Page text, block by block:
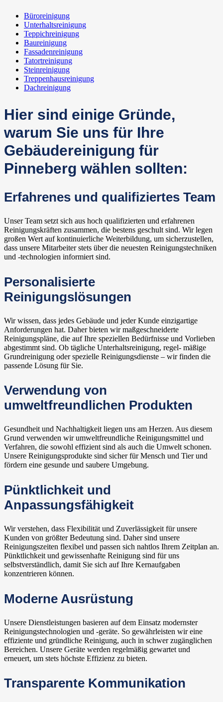
Büroreinigung
Unterhaltsreinigung
Teppichreinigung
Baureinigung
Fassadenreinigung
Tatortreinigung
Steinreinigung
Treppenhausreinigung
Dachreinigung
Hier sind einige Gründe,
warum Sie uns für Ihre
Gebäudereinigung für
Pinneberg wählen sollten:
Erfahrenes und qualifiziertes Team
Unser Team setzt sich aus hoch qualifizierten und erfahrenen
Reinigungskräften zusammen, die bestens geschult sind. Wir legen
großen Wert auf kontinuierliche Weiterbildung, um sicherzustellen,
dass unsere Mitarbeiter stets über die neuesten Reinigungstechniken
und -technologien informiert sind.
Personalisierte
Reinigungslösungen
Wir wissen, dass jedes Gebäude und jeder Kunde einzigartige
Anforderungen hat. Daher bieten wir maßgeschneiderte
Reinigungspläne, die auf Ihre speziellen Bedürfnisse und Vorlieben
abgestimmt sind. Ob tägliche Unterhaltsreinigung, regel- mäßige
Grundreinigung oder spezielle Reinigungsdienste – wir finden die
passende Lösung für Sie.
Verwendung von
umweltfreundlichen Produkten
Gesundheit und Nachhaltigkeit liegen uns am Herzen. Aus diesem
Grund verwenden wir umweltfreundliche Reinigungsmittel und
Verfahren, die sowohl effizient sind als auch die Umwelt schonen.
Unsere Reinigungsprodukte sind sicher für Mensch und Tier und
fördern eine gesunde und saubere Umgebung.
Pünktlichkeit und
Anpassungsfähigkeit
Wir verstehen, dass Flexibilität und Zuverlässigkeit für unsere
Kunden von größter Bedeutung sind. Daher sind unsere
Reinigungszeiten flexibel und passen sich nahtlos Ihrem Zeitplan an.
Pünktlichkeit und gewissenhafte Reinigung sind für uns
selbstverständlich, damit Sie sich auf Ihre Kernaufgaben
konzentrieren können.
Moderne Ausrüstung
Unsere Dienstleistungen basieren auf dem Einsatz modernster
Reinigungstechnologien und -geräte. So gewährleisten wir eine
effiziente und gründliche Reinigung, auch in schwer zugänglichen
Bereichen. Unsere Geräte werden regelmäßig gewartet und
erneuert, um stets höchste Effizienz zu bieten.
Transparente Kommunikation